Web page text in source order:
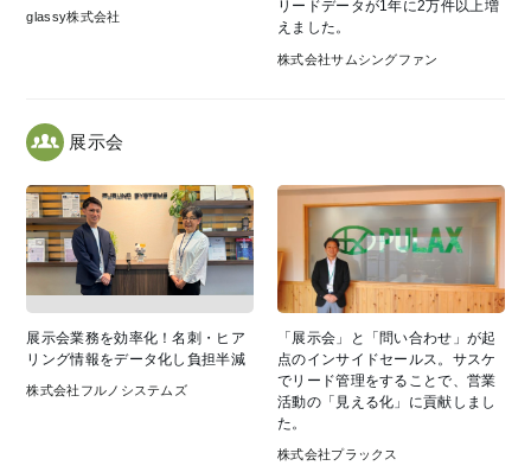
glassy株式会社
リードデータが1年に2万件以上増
えました。
株式会社サムシングファン
展示会
展示会業務を効率化！名刺・ヒア
リング情報をデータ化し負担半減
株式会社フルノシステムズ
「展示会」と「問い合わせ」が起
点のインサイドセールス。サスケ
でリード管理をすることで、営業
活動の「見える化」に貢献しまし
た。
株式会社プラックス